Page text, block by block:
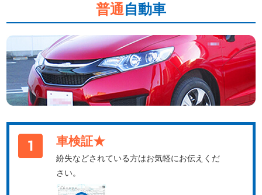
普通自動車
車検証★
紛失などされている方はお気軽にお伝えくだ
さい。